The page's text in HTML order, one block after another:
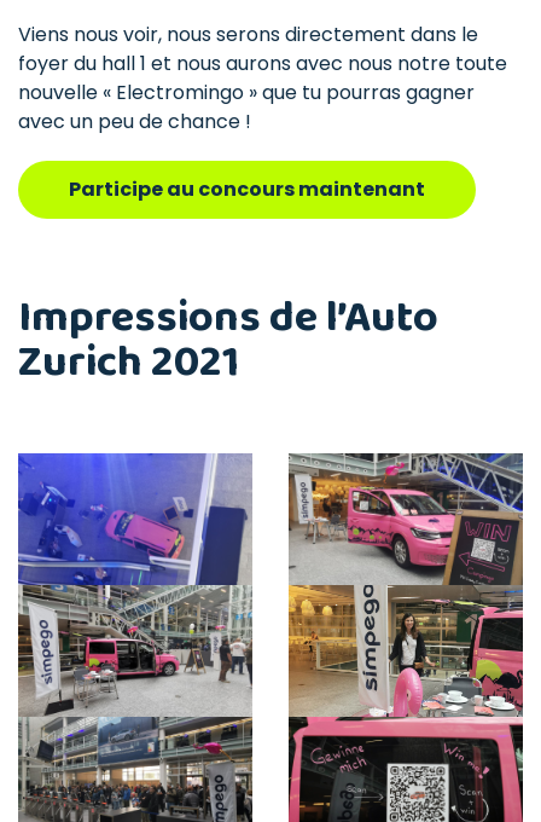
Viens nous voir, nous serons directement dans le
foyer du hall 1 et nous aurons avec nous notre toute
nouvelle « Electromingo » que tu pourras gagner
avec un peu de chance !
Participe au concours maintenant
Impressions de l’Auto
Zurich 2021